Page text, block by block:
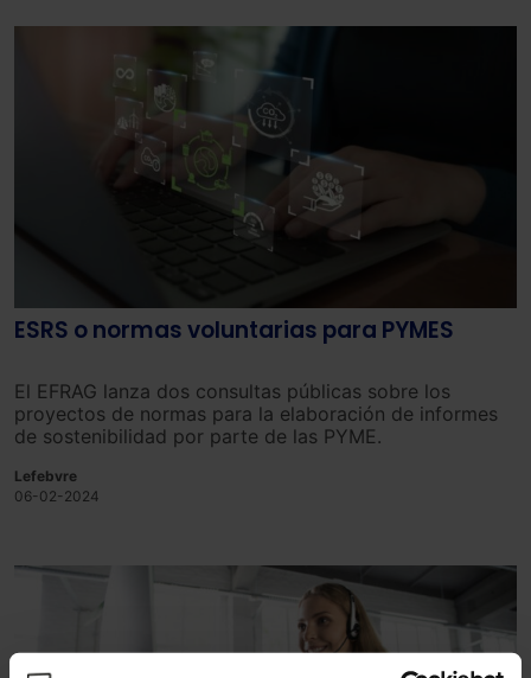
ESRS o normas voluntarias para PYMES
El EFRAG lanza dos consultas públicas sobre los
proyectos de normas para la elaboración de informes
de sostenibilidad por parte de las PYME.
Lefebvre
06-02-2024